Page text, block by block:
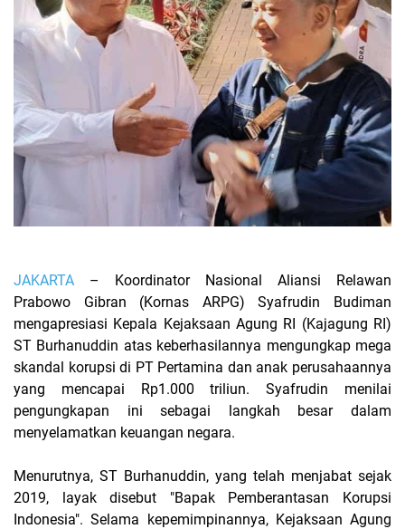
JAKARTA – Koordinator Nasional Aliansi Relawan
Prabowo Gibran (Kornas ARPG) Syafrudin Budiman
mengapresiasi Kepala Kejaksaan Agung RI (Kajagung RI)
ST Burhanuddin atas keberhasilannya mengungkap mega
skandal korupsi di PT Pertamina dan anak perusahaannya
yang mencapai Rp1.000 triliun. Syafrudin menilai
pengungkapan ini sebagai langkah besar dalam
menyelamatkan keuangan negara.
Menurutnya, ST Burhanuddin, yang telah menjabat sejak
2019, layak disebut "Bapak Pemberantasan Korupsi
Indonesia". Selama kepemimpinannya, Kejaksaan Agung